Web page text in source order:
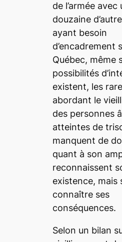
de l’armée avec
douzaine
ayant besoin
d’encadrement
Québec, même
possibilités
existent, les
abordant le
des personnes
atteintes de
manquent de
quant à son
reconnaissent
existence, mais
connaître ses
conséquences.
Selon un bilan